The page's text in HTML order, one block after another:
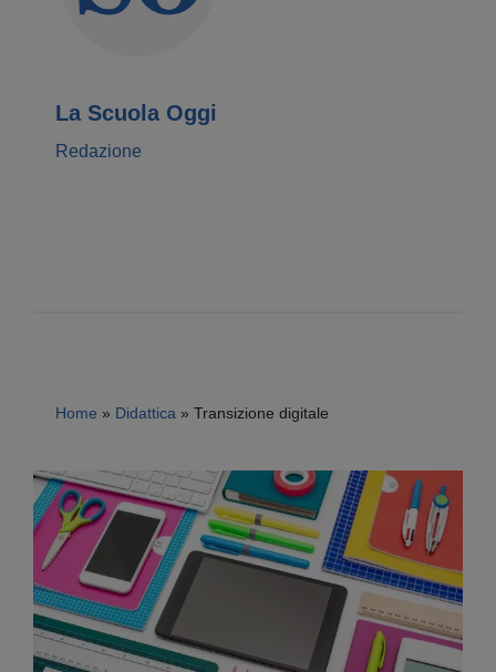
La Scuola Oggi
Redazione
Home » Didattica » Transizione digitale